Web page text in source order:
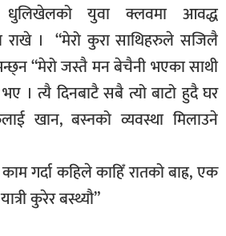
धुलिखेलको युवा क्लवमा आवद्ध
राखे । “मेरो कुरा साथिहरुले सजिलै
“मेरो जस्तै मन बेचैनी भएका साथी
। त्यै दिनबाटै सबै त्यो बाटो हुदै घर
खान, बस्नको व्यवस्था मिलाउने
गर्दा कहिले काहिँ रातको बाह्र, एक
कुरेर बस्थ्यौ”